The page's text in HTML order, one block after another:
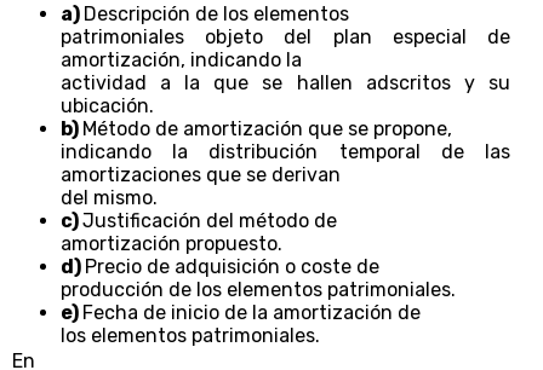
a) Descripción de los elementos
patrimoniales objeto del plan especial de
amortización, indicando la
actividad a la que se hallen adscritos y su
ubicación.
b) Método de amortización que se propone,
indicando la distribución temporal de las
amortizaciones que se derivan
del mismo.
c)Justificación del método de
amortización propuesto.
d) Precio de adquisición o coste de
producción de los elementos patrimoniales.
e) Fecha de inicio de la amortización de
los elementos patrimoniales.
En